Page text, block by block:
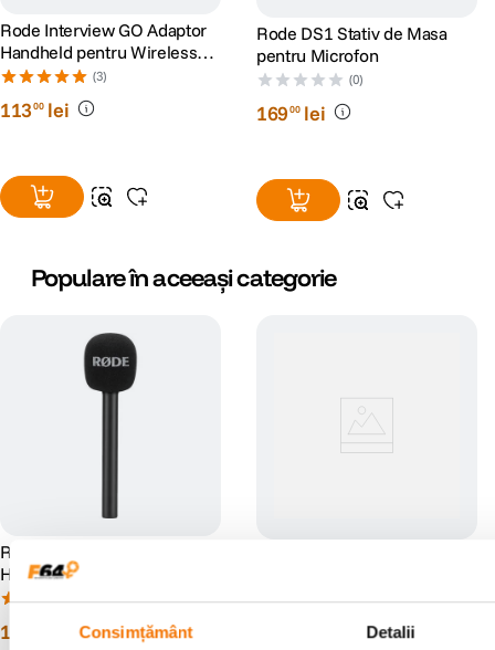
Consimțământ Detalii
Rode Interview GO Adaptor
Handheld pentru Wireless
GO
(3)
11300 lei
Rode DS1 Stativ de Masa
pentru Microfon
(0)
16900 lei
Populare în aceeași categorie
Rode Interview GO Adaptor
Handheld pentru Wireless
GO
(3)
113
(0)